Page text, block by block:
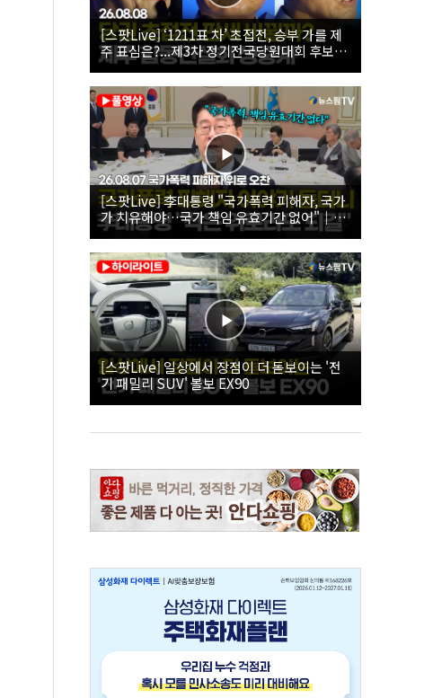
[스팟Live] ‘1211표 차’ 초접전, 승부 가를 제
주 표심은?...제3차 정기전국당원대회 후보자
제주 합동연설회 생중계 | 26.08.08
[스팟Live] 李대통령 "국가폭력 피해자, 국가
가 치유해야…국가 책임 유효기간 없어"｜
26.08.07 국가폭력 피해자 위로 오찬
[스팟Live] 일상에서 장점이 더 돋보이는 '전
기 패밀리 SUV' 볼보 EX90